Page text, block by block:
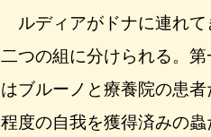
ルディアがドナに連れて
二つの組に分けられる。
はブルーノと療養院の患
程度の自我を獲得済みの